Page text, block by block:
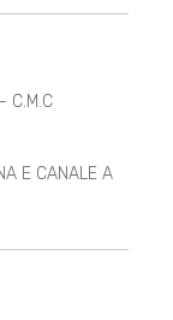
C.M.C
E CANALE A